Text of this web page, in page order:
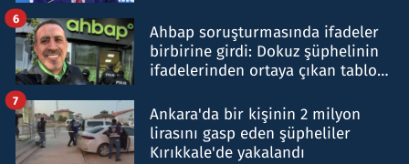
Ahbap soruşturmasında ifadeler
birbirine girdi: Dokuz şüphelinin
ifadelerinden ortaya çıkan tablo
6
Ankara'da bir kişinin 2 milyon
lirasını gasp eden şüpheliler
Kırıkkale'de yakalandı
7